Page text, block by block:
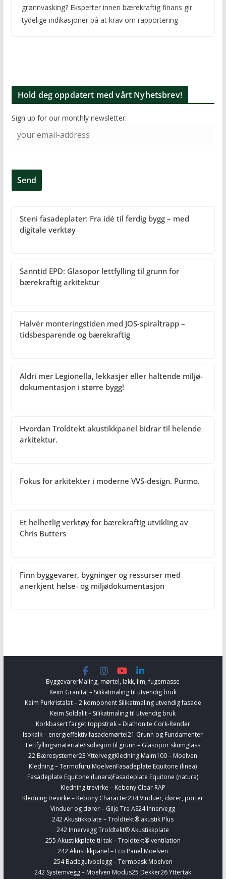
grønnvasking? Eksperter innen bærekraftig finans gir
tydelige indikasjoner på at krav om rapportering
Hold deg oppdatert med vårt Nyhetsbrev!
Sign up for our monthly newsletter:
Steni fasadeplater: Fra idé til ferdig bygg – med
digitale verktøy
Sanntid EPD: Glasopor lettfylling til grunn for
bærekraftig arkitektur
Halvér monteringstiden med JOS-spiraltrapp –
tidsbesparende og bærekraftig
Aldri mer Legionella, lekkasjer eller haltende miljø-
dokumentasjon i større bygg!
Hvordan Troldtekt akustikkpanel bidrar til helende
arkitektur.
Fokus for arkitekter i moderne VVS-design. Purmo.
Et helhetlig verktøy for bærekraftig utvikling av
Chris Butters
Finn byggevarer, bygninger og ressurser med
anerkjent helse- og miljødokumentasjon
ByggevarerMaling, mørtel, lakk, lim, fugemasse
Keim Granital – Silikatmaling til utvendig bruk
Keim Purkristalat – 2 komponent Silikatmaling utvendig fasade
Keim Soldalit – Silikatmaling til utvendig bruk
Korkbasert farget toppstrøk – Diathonite Cork-Render
Isokalk – energieffektiv fasademørtel21 Grunn og Fundamenter
Lettfyllingsmateriale/isolasjon til grunn – Glasopor skumglass
22 Bæresystemer23 YtterveggKledning Malm100 – Moelven
Kledning – Termofuru MoelvenFasadeplate Equitone (linea)
Fasadeplate Equitone (lunara)Fasadeplate Equitone (natura)
Kledning trevirke – Kebony Clear RAP
Kledning trevirke – Kebony Character234 Vinduer, dører, porter
Vinduer og dører – Gilje Tre AS24 Innervegg
242 Akustikkplate – Troldtekt® akustik Plus
242 Innervegg Troldtekt® Akustikkplate
255 Akustikkplate til tak – Troldtekt® ventilation
242 Akustikkpanel – Eco Panel Moelven
254 Badegulvbelegg – Termoask Moelven
242 Systemvegg – Moelven Modus25 Dekker26 Yttertak